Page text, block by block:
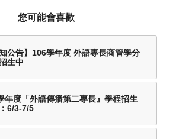
您可能會喜歡
知公告】106學年度 外語專長商管學分
生中
年度「外語傳播第二專長』學程招生
6/3-7/5